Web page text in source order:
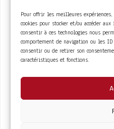
Pour offrir les meilleures
cookies pour stocker et/ou accéder
consentir à ces technologies nous
comportement de navigation ou les
consentir ou de retirer son
caractéristiques et fonctions.
ACCÈS RAPIDE
La Trompe
La FITF
Agenda
Conditions